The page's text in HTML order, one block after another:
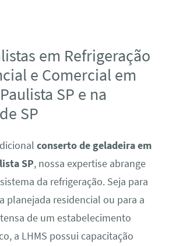
em Refrigeração
e Comercial em
SP e na
SP
conserto de geladeira em
SP, nossa expertise abrange
da refrigeração. Seja para
planejada residencial ou para a
de um estabelecimento
a LHMS possui capacitação